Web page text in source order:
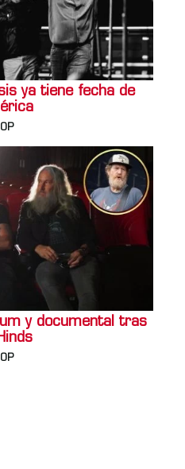
ya tiene fecha de
y documental tras